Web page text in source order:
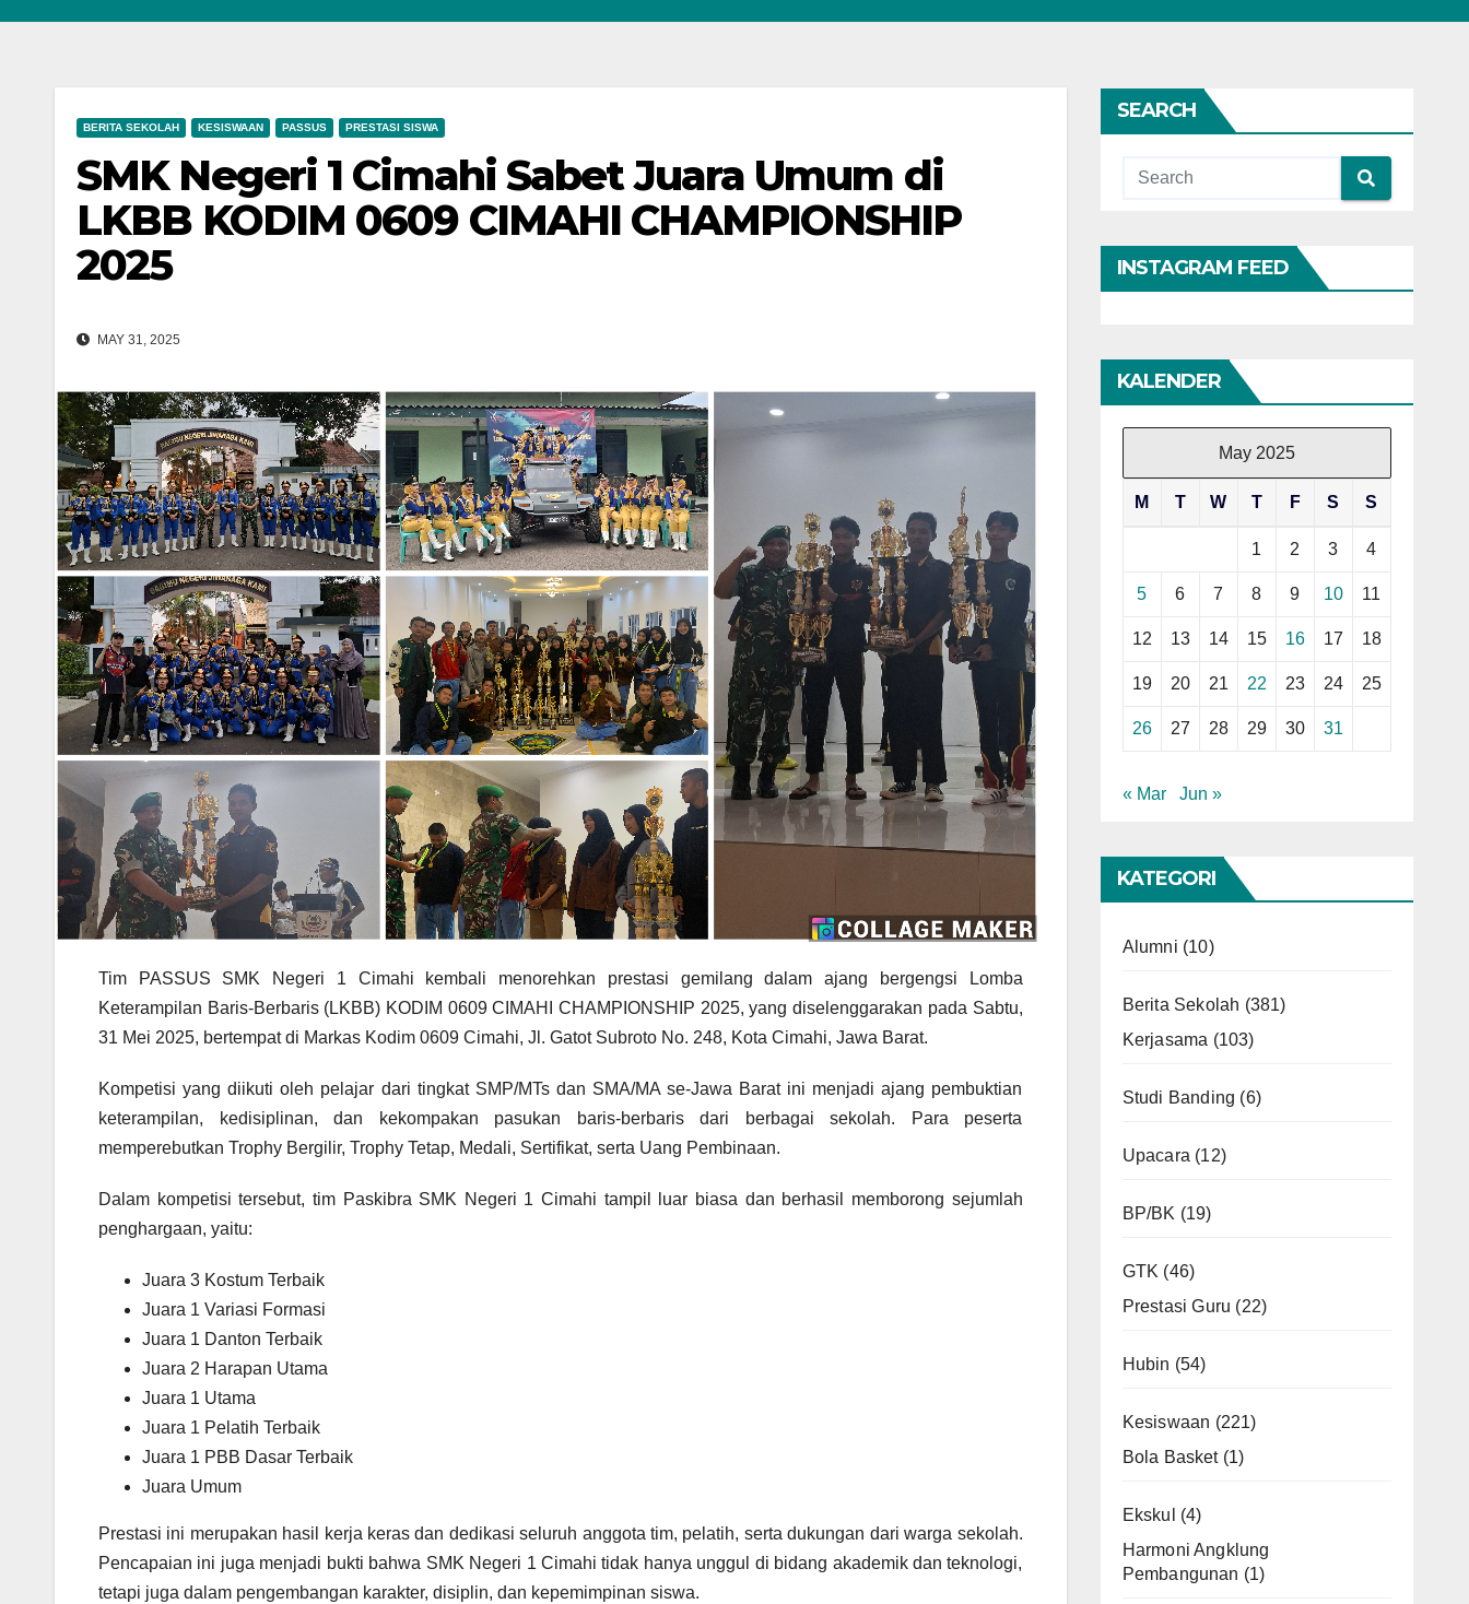
BERITA SEKOLAH KESISWAAN PASSUS PRESTASI SISWA
SMK Negeri 1 Cimahi Sabet Juara Umum di
LKBB KODIM 0609 CIMAHI CHAMPIONSHIP
2025
MAY 31, 2025
Tim PASSUS SMK Negeri 1 Cimahi kembali menorehkan prestasi gemilang dalam ajang bergengsi Lomba
Keterampilan Baris-Berbaris (LKBB) KODIM 0609 CIMAHI CHAMPIONSHIP 2025, yang diselenggarakan pada Sabtu,
31 Mei 2025, bertempat di Markas Kodim 0609 Cimahi, Jl. Gatot Subroto No. 248, Kota Cimahi, Jawa Barat.
Kompetisi yang diikuti oleh pelajar dari tingkat SMP/MTs dan SMA/MA se-Jawa Barat ini menjadi ajang pembuktian
keterampilan, kedisiplinan, dan kekompakan pasukan baris-berbaris dari berbagai sekolah. Para peserta
memperebutkan Trophy Bergilir, Trophy Tetap, Medali, Sertifikat, serta Uang Pembinaan.
Dalam kompetisi tersebut, tim Paskibra SMK Negeri 1 Cimahi tampil luar biasa dan berhasil memborong sejumlah
penghargaan, yaitu:
Juara 3 Kostum Terbaik
Juara 1 Variasi Formasi
Juara 1 Danton Terbaik
Juara 2 Harapan Utama
Juara 1 Utama
Juara 1 Pelatih Terbaik
Juara 1 PBB Dasar Terbaik
Juara Umum
Prestasi ini merupakan hasil kerja keras dan dedikasi seluruh anggota tim, pelatih, serta dukungan dari warga sekolah.
Pencapaian ini juga menjadi bukti bahwa SMK Negeri 1 Cimahi tidak hanya unggul di bidang akademik dan teknologi,
tetapi juga dalam pengembangan karakter, disiplin, dan kepemimpinan siswa.
SEARCH
INSTAGRAM FEED
KALENDER
May 2025
M T W T F S S
1 2 3 4
5 6 7 8 9 10 11
12 13 14 15 16 17 18
19 20 21 22 23 24 25
26 27 28 29 30 31
« Mar Jun »
KATEGORI
Alumni (10)
Berita Sekolah (381)
Kerjasama (103)
Studi Banding (6)
Upacara (12)
BP/BK (19)
GTK (46)
Prestasi Guru (22)
Hubin (54)
Kesiswaan (221)
Bola Basket(1)
Ekskul
(4)
Harmoni Angklung
Pembangunan (1)